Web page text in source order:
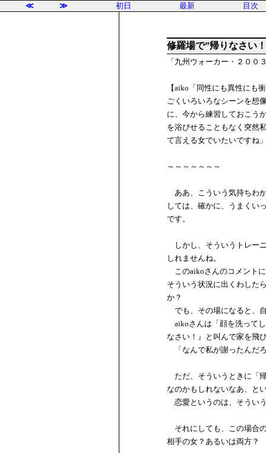
≪ ≫ 初日 最新 目次
修羅場で”帰りなさい
「九州ウォーカー・２００
【aiko「同性にも異性にも
ごくいろいろなシーンを想
に、今から練習しておこう
を浴びせることもなく突然
て言える女でいたいですね
～～～～～～～
ああ、こういう気持ちわ
しては、確かに、うまくい
です。
しかし、そういうトレー
しれませんね。
このaikoさんのコメント
そういう状況に出くわした
か？
でも、その場になると、
aikoさんは「顔を洗って
なさい！』と叫んで家を飛
「なんで私が謝ったんだ
ただ、そういうときに「
なのかもしれないなあ、と
恋愛というのは、そうい
それにしても、この場合
相手の女？あるいは両方？